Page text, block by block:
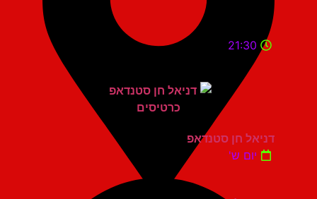
21:30
דניאל חן סטנדאפ
יום ש'